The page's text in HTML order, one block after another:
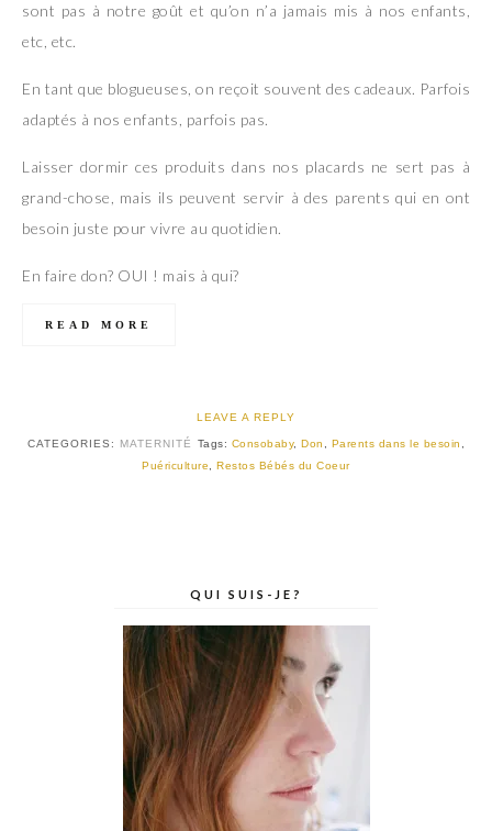
sont pas à notre goût et qu’on n’a jamais mis à nos enfants,
etc, etc.
En tant que blogueuses, on reçoit souvent des cadeaux. Parfois
adaptés à nos enfants, parfois pas.
Laisser dormir ces produits dans nos placards ne sert pas à
grand-chose, mais ils peuvent servir à des parents qui en ont
besoin juste pour vivre au quotidien.
En faire don? OUI ! mais à qui?
READ MORE
LEAVE A REPLY
CATEGORIES: MATERNITÉ Tags: Consobaby,Don Parents dans le besoin
Puériculture
,Restos Bébés du Coeur
QUI SUIS-JE?